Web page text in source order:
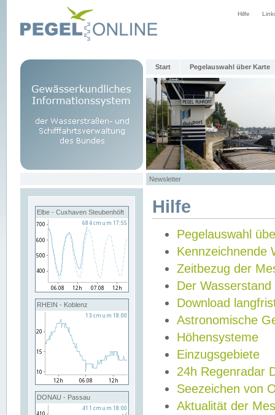
Hilfe
Start Pegelauswahl über Karte
Newsletter
Elbe - Cuxhaven Steubenhöft
RHEIN - Koblenz
DONAU - Passau
Hilfe
Pegelauswahl
Kennzeichnende
Zeitbezug der
Der Wasserstand
Download
Astronomische
Höhensysteme
Einzugsgebiete
24h Regenradar
Seezeichen von
Aktualität der